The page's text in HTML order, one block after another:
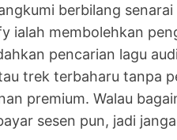
berbilang
ialah membolehkan
pencarian lagu
trek terbaharu tanpa
premium. Walau
sesen pun, jadi